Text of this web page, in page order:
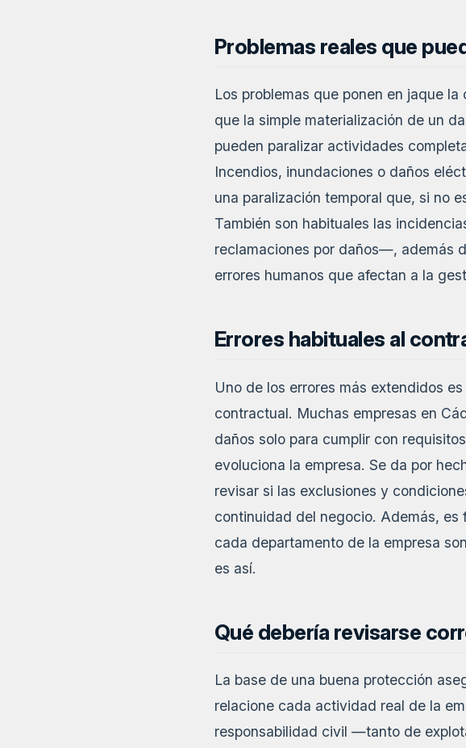
Problemas reales que
Los problemas que ponen en jaque
que la simple materialización de un
pueden paralizar actividades
Incendios, inundaciones o daños
una paralización temporal que, si no
También son habituales las
reclamaciones por daños—, además
errores humanos que afectan a la
Errores habituales al
Uno de los errores más extendidos
contractual. Muchas empresas en
daños solo para cumplir con
evoluciona la empresa. Se da por
revisar si las exclusiones y
continuidad del negocio. Además, es
cada departamento de la empresa
es así.
Qué debería revisarse
La base de una buena protección
relacione cada actividad real de la
responsabilidad civil —tanto de